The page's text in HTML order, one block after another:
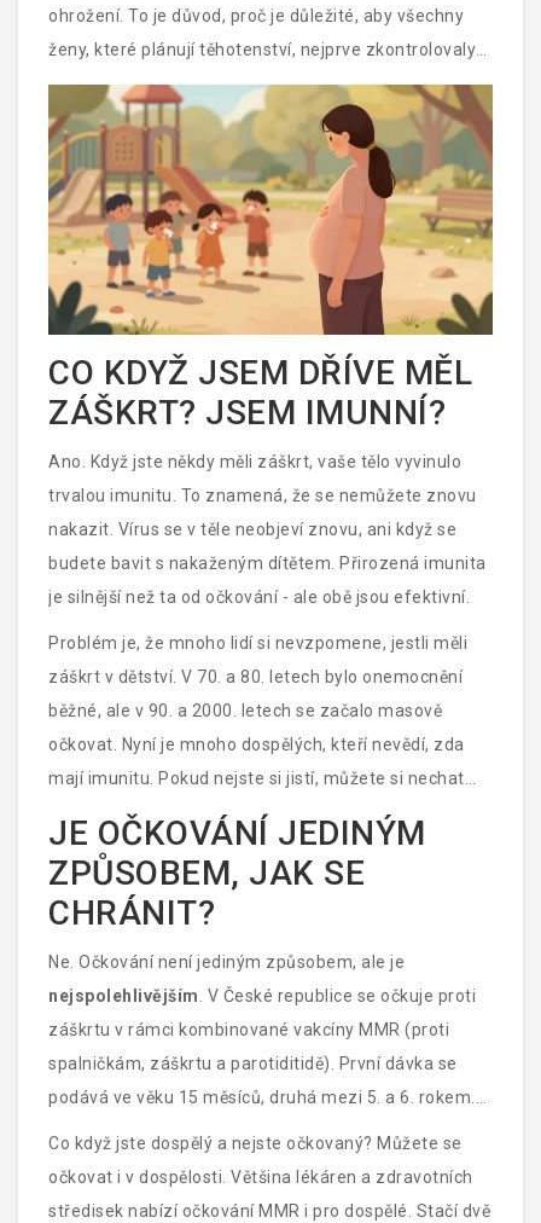
ohrožení. To je důvod, proč je důležité, aby všechny
ženy, které plánují těhotenství, nejprve zkontrolovaly
svůj imunitní stav.
CO KDYŽ JSEM DŘÍVE MĚL
ZÁŠKRT? JSEM IMUNNÍ?
Ano. Když jste někdy měli záškrt, vaše tělo vyvinulo
trvalou imunitu. To znamená, že se nemůžete znovu
nakazit. Vírus se v těle neobjeví znovu, ani když se
budete bavit s nakaženým dítětem. Přirozená imunita
je silnější než ta od očkování - ale obě jsou efektivní.
Problém je, že mnoho lidí si nevzpomene, jestli měli
záškrt v dětství. V 70. a 80. letech bylo onemocnění
běžné, ale v 90. a 2000. letech se začalo masově
očkovat. Nyní je mnoho dospělých, kteří nevědí, zda
mají imunitu. Pokud nejste si jistí, můžete si nechat
provést krevní test na protilátky proti rubeolovému
viru. To je jednoduchý a levný test, který vám řekne,
zda jste chráněni.
JE OČKOVÁNÍ JEDINÝM
ZPŮSOBEM, JAK SE
CHRÁNIT?
Ne. Očkování není jediným způsobem, ale je
nejspolehlivějším. V České republice se očkuje proti
záškrtu v rámci kombinované vakcíny MMR (proti
spalničkám, záškrtu a parotiditidě). První dávka se
podává ve věku 15 měsíců, druhá mezi 5. a 6. rokem.
Tato vakcína je bezpečná a účinná - chrání více než 95
% očkovaných osob.
Co když jste dospělý a nejste očkovaný? Můžete se
očkovat i v dospělosti. Většina lékáren a zdravotních
středisek nabízí očkování MMR i pro dospělé. Stačí dvě